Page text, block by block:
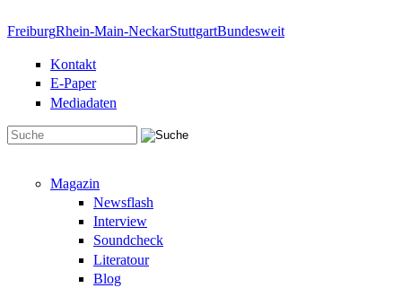
FreiburgRhein-Main-NeckarStuttgartBundesweit
Kontakt
E-Paper
Mediadaten
Magazin
Newsflash
Interview
Soundcheck
Literatour
Blog